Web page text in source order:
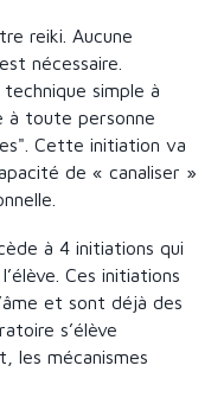
reiki. Aucune
nécessaire.
simple à
à toute personne
Cette initiation va
de « canaliser »
à 4 initiations qui
Ces initiations
et sont déjà des
s’élève
les mécanismes